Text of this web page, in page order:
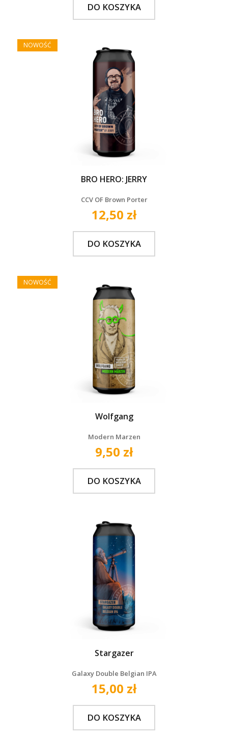
DO KOSZYKA
BRO HERO: JERRY
CCV OF Brown Porter
12,50 zł
DO KOSZYKA
NOWOŚĆ
Wolfgang
Modern Marzen
9,50 zł
DO KOSZYKA
NOWOŚĆ
Stargazer
Galaxy Double Belgian IPA
15,00 zł
DO KOSZYKA